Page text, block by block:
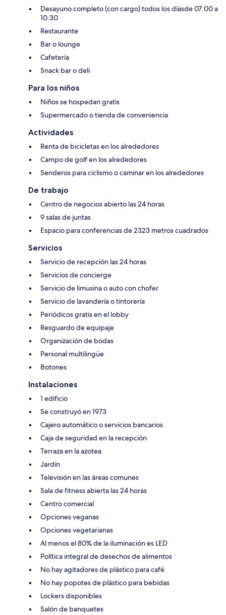
Desayuno completo (con cargo) todos los díasde 07:00 a
10:30
Restaurante
Bar o lounge
Cafetería
Snack bar o deli
Para los niños
Niños se hospedan gratis
Supermercado o tienda de conveniencia
Actividades
Renta de bicicletas en los alrededores
Campo de golf en los alrededores
Senderos para ciclismo o caminar en los alrededores
De trabajo
Centro de negocios abierto las 24 horas
9 salas de juntas
Espacio para conferencias de 2323 metros cuadrados
Servicios
Servicio de recepción las 24 horas
Servicios de concierge
Servicio de limusina o auto con chofer
Servicio de lavandería o tintorería
Periódicos gratis en el lobby
Resguardo de equipaje
Organización de bodas
Personal multilingüe
Botones
Instalaciones
1 edificio
Se construyó en 1973
Cajero automático o servicios bancarios
Caja de seguridad en la recepción
Terraza en la azotea
Jardín
Televisión en las áreas comunes
Sala de fitness abierta las 24 horas
Centro comercial
Opciones veganas
Opciones vegetarianas
Al menos el 80% de la iluminación es LED
Política integral de desechos de alimentos
No hay agitadores de plástico para café
No hay popotes de plástico para bebidas
Lockers disponibles
Salón de banquetes